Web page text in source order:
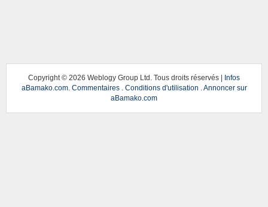
Copyright © 2026 Weblogy Group Ltd. Tous droits réservés | Infos
aBamako.com. Commentaires. Conditions d'utilisation .Annoncer sur
aBamako.com